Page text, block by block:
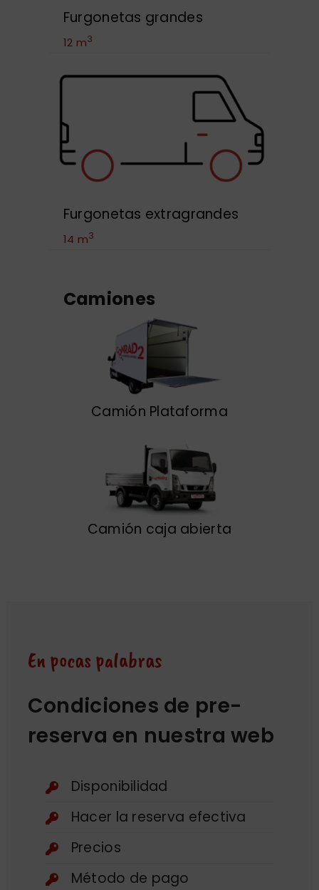
Furgonetas grandes
12 m3
Furgonetas extragrandes
14 m3
Camiones
Camión Plataforma
Camión caja abierta
En pocas palabras
Condiciones de pre-
reserva en nuestra web
Disponibilidad
Hacer la reserva efectiva
Precios
Método de pago